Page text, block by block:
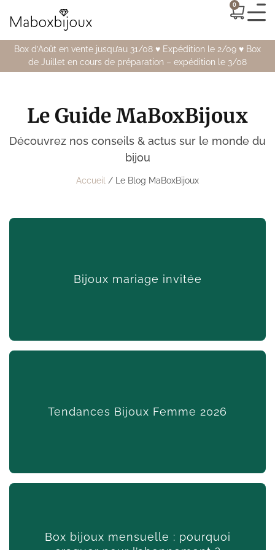
0
Box d’Août en vente jusqu’au 31/08 ♥️ Expédition le 2/09 ♥️ Box
de Juillet en cours de préparation – expédition le 3/08
Le Guide MaBoxBijoux
Découvrez nos conseils & actus sur le monde du
bijou
Accueil / Le Blog MaBoxBijoux
Bijoux mariage invitée
à bijoux, perplexe, sans savoir quelles pièces porteront...
Tendances Bijoux Femme 2026
imperméables et d’un éclat permanent, ils répondent
Box bijoux mensuelle : pourquoi